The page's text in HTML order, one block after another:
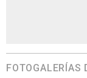
FOTOGALERÍAS